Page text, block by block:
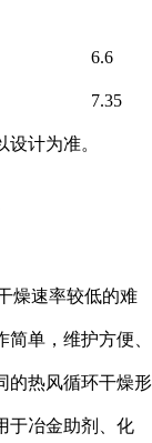
6.6
7.35
计为准。
燥速率较低的难
单，维护方便、
的热风循环干燥形
于冶金助剂、化